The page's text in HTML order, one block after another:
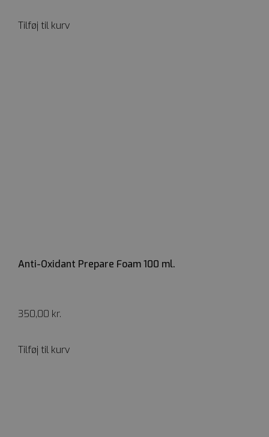
Tilføj til kurv
Anti-Oxidant Prepare Foam 100 ml.
350,00 kr.
Tilføj til kurv